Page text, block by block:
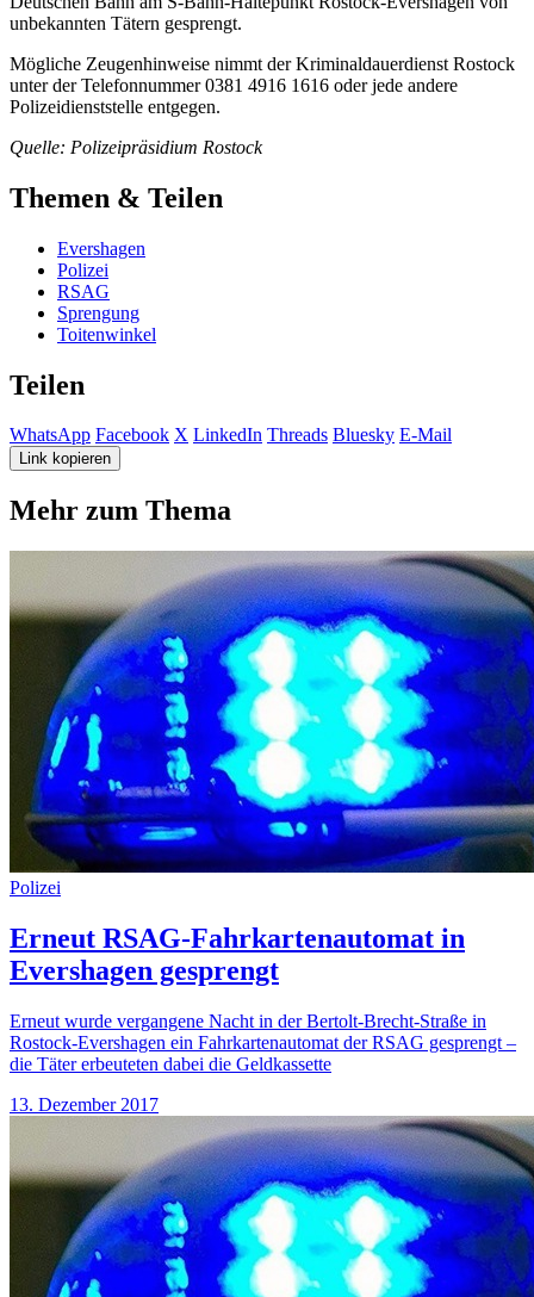
unbekannten Tätern gesprengt.
Mögliche Zeugenhinweise nimmt der Kriminaldauerdienst Rostock
unter der Telefonnummer 0381 4916 1616 oder jede andere
Polizeidienststelle entgegen.
Quelle: Polizeipräsidium Rostock
Themen & Teilen
Evershagen
Polizei
RSAG
Sprengung
Toitenwinkel
Teilen
WhatsApp Facebook X LinkedIn Threads Bluesky E-Mail
Link kopieren
Mehr zum Thema
Polizei
Erneut RSAG-Fahrkartenautomat in
Evershagen gesprengt
Erneut wurde vergangene Nacht in der Bertolt-Brecht-Straße in
Rostock-Evershagen ein Fahrkartenautomat der RSAG gesprengt –
die Täter erbeuteten dabei die Geldkassette
13. Dezember 2017